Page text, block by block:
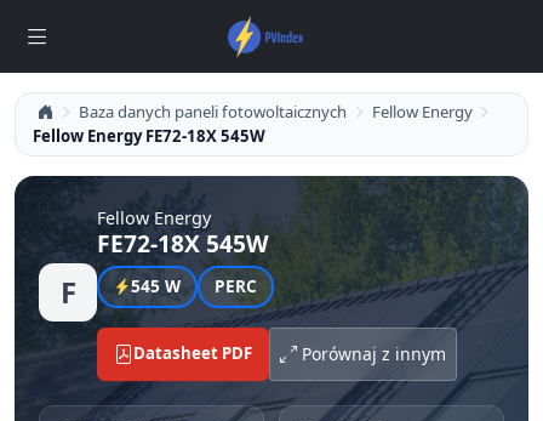
Baza danych paneli fotowoltaicznych
Fellow Energy
Fellow Energy FE72-18X 545W
F
Fellow Energy
FE72-18X 545W
545 W PERC
Datasheet PDF Porównaj z innym